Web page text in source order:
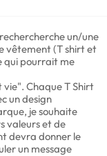
un/une
vêtement (T shirt et
qui pourrait me
Chaque T Shirt
un design
je souhaite
valeurs et de
devra donner le
un message